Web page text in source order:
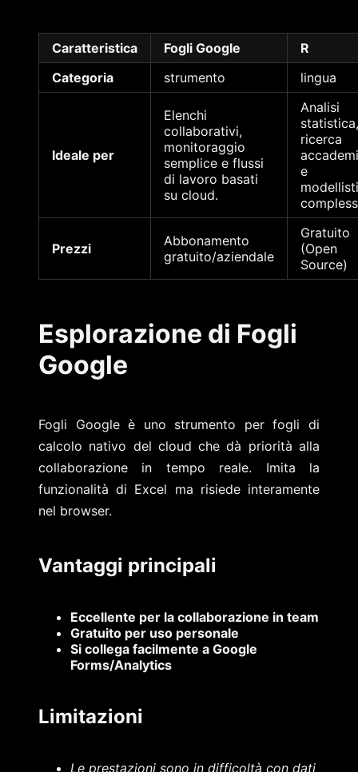
Caratteristica Fogli Google
R
Categoria
strumento lingua
Ideale per
Elenchi
collaborativi,
monitoraggio
semplice e flussi
di lavoro basati
su cloud.
Analisi
statistica,
ricerca
e
Prezzi
Abbonamento
gratuito/aziendale
Gratuito
(Open
Source)
Esplorazione di Fogli
Google
Fogli Google è uno strumento per fogli di
calcolo nativo del cloud che dà priorità alla
collaborazione in tempo reale. Imita la
funzionalità di Excel ma risiede interamente
nel browser.
Vantaggi principali
Eccellente per la collaborazione in team
Gratuito per uso personale
Si collega facilmente a Google
Forms/Analytics
Limitazioni
Le prestazioni sono in difficoltà con dati